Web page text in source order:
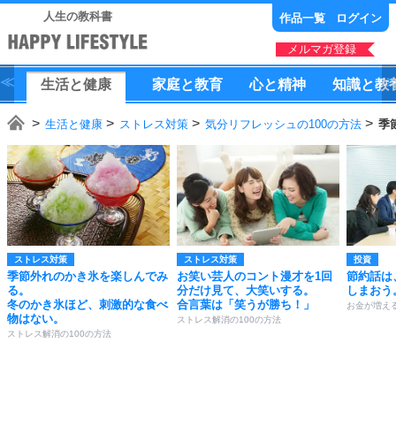
人生の教科書 作品一覧 ログイン
メルマガ登録
生活と健康 家庭と教育 心と精神 知識と教
生活と健康 ストレス対策 気分リフレッシュの100の方法 季
ストレス対策
季節外れのかき氷を楽しんでみ
る。
冬のかき氷ほど、刺激的な食べ
物はない。
ストレス解消の100の方法
ストレス対策
お笑い芸人のコント漫才を1回
分だけ見て、大笑いする。
合言葉は「笑うが勝ち！」
ストレス解消の100の方法
投資
節約話は
しまおう
お金が増え